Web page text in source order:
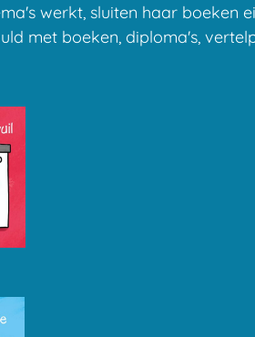
werkt, sluiten haar boeken
met boeken, diploma's,